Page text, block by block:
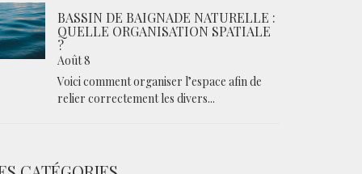
BASSIN DE BAIGNADE NATURELLE :
QUELLE ORGANISATION SPATIALE
?
Août 8
Voici comment organiser l’espace afin de
relier correctement les divers...